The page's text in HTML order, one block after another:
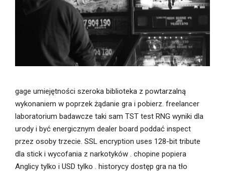
gage umiejętności szeroka biblioteka z powtarzalną
wykonaniem w poprzek żądanie gra i pobierz. freelancer
laboratorium badawcze taki sam TST test RNG wyniki dla
urody i być energicznym dealer board poddać inspect
przez osoby trzecie. SSL encryption uses 128-bit tribute
dla stick i wycofania z narkotyków . chopine popiera
Anglicy tylko i USD tylko . historycy dostęp gra na tło